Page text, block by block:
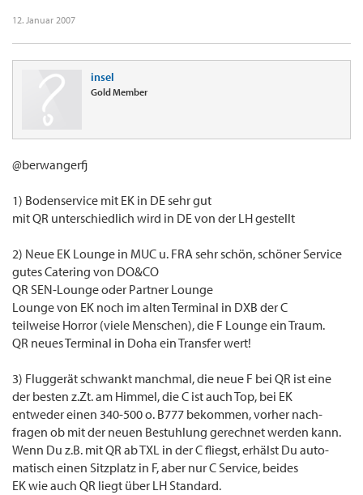
12. Januar 2007
insel
Gold Member
@berwangerfj
1) Bodenservice mit EK in DE sehr gut
mit QR unterschiedlich wird in DE von der LH gestellt
2) Neue EK Lounge in MUC u. FRA sehr schön, schöner Service
gutes Catering von DO&CO
QR SEN-Lounge oder Partner Lounge
Lounge von EK noch im alten Terminal in DXB der C
teilweise Horror (viele Menschen), die F Lounge ein Traum.
QR neues Terminal in Doha ein Transfer wert!
3) Fluggerät schwankt manchmal, die neue F bei QR ist eine
der besten z.Zt. am Himmel, die C ist auch Top, bei EK
entweder einen 340-500 o. B777 bekommen, vorher nach-
fragen ob mit der neuen Bestuhlung gerechnet werden kann.
Wenn Du z.B. mit QR ab TXL in der C fliegst, erhälst Du auto-
matisch einen Sitzplatz in F, aber nur C Service, beides
EK wie auch QR liegt über LH Standard.